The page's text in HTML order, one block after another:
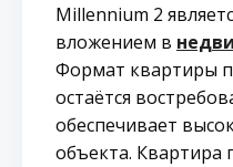
Millennium 2
вложением в
Формат квартиры
остаётся
обеспечивает
объекта. Квартира